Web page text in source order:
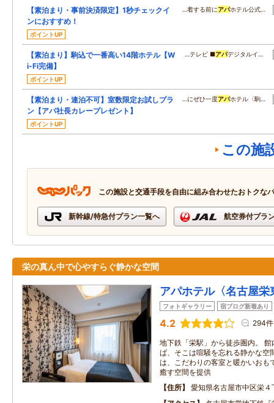
【素泊まり・事前決済限定】1秒チェックイ
ンにおすすめ！
ポイントUP
…着する前にアパホテル公式…
【素泊まり】駒込で一番高い14階ホテル【W
i-Fi完備】
ポイントUP
…テレビ ■アパデジタルイ…
【素泊まり・連泊不可】室数限定お試しプラ
ン【アパ社長カレープレゼント】
ポイントUP
…にぜひ一度アパホテル〈駒…
この施
この施設と交通手段を自由に組み合わせたおトクな
新幹線/特急付プラン一覧へ 航空券付プラ
栄の真ん中で心やすらぐ静かな空間
アパホテル〈名古屋栄
フォトギャラリー 宿ブログ新着あり
4.2 294件
地下鉄「栄駅」から徒歩圏内。
ば、そこは喧騒を忘れる静かな空
は、こだわりの客室と暖かいおも
癒す空間を提供
住所
愛知県名古屋市中区栄４